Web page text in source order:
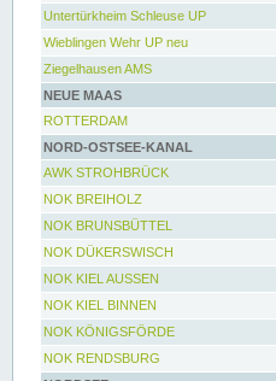
Untertürkheim Schleuse UP
Wieblingen Wehr UP neu
Ziegelhausen AMS
NEUE MAAS
ROTTERDAM
NORD-OSTSEE-KANAL
AWK STROHBRÜCK
NOK BREIHOLZ
NOK BRUNSBÜTTEL
NOK DÜKERSWISCH
NOK KIEL AUSSEN
NOK KIEL BINNEN
NOK KÖNIGSFÖRDE
NOK RENDSBURG